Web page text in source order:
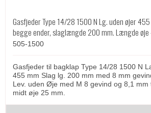
Gasfjeder Type 14/28 1500 N Lg. uden øjer
begge ender, slaglængde 200 mm. Længde
505-1500
Gasfjeder til bagklap Type 14/28 1500 N
455 mm Slag lg. 200 mm med 8 mm
Lev. uden Øje med M 8 gevind og 8,1
midt øje 25 mm.